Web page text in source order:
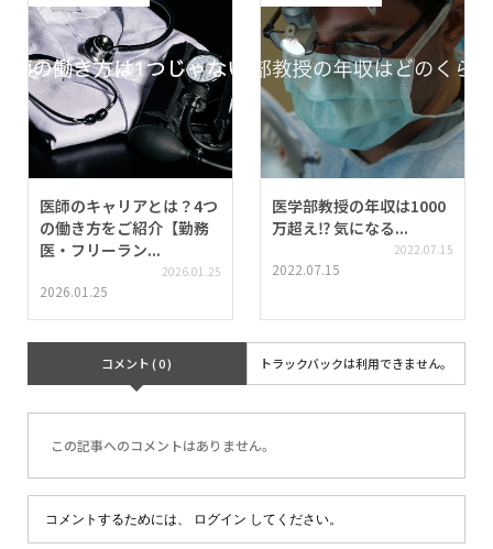
医師のキャリアとは？4つ
の働き方をご紹介【勤務
医・フリーラン...
2026.01.25
2026.01.25
医学部教授の年収は1000
万超え⁉︎ 気になる...
2022.07.15
2022.07.15
コメント ( 0 ) トラックバックは利用できません。
この記事へのコメントはありません。
コメントするためには、 ログイン してください。